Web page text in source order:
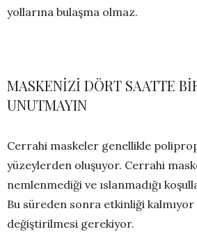
yollarına bulaşma olmaz.
MASKENİZİ DÖRT SAATTE
UNUTMAYIN
Cerrahi maskeler genellikle
yüzeylerden oluşuyor. Cerrahi
nemlenmediği ve ıslanmadığı
Bu süreden sonra etkinliği
değiştirilmesi gerekiyor.